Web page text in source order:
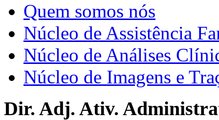
Quem somos nós
Núcleo de Assistência
Núcleo de Análises
Núcleo de Imagens e
Dir. Adj. Ativ.